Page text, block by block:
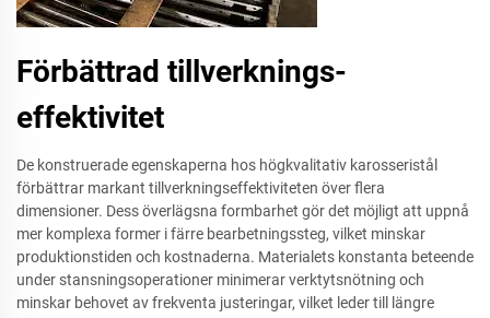
Förbättrad tillverknings-
effektivitet
De konstruerade egenskaperna hos högkvalitativ karosseristål
förbättrar markant tillverkningseffektiviteten över flera
dimensioner. Dess överlägsna formbarhet gör det möjligt att uppnå
mer komplexa former i färre bearbetningssteg, vilket minskar
produktionstiden och kostnaderna. Materialets konstanta beteende
under stansningsoperationer minimerar verktytsnötning och
minskar behovet av frekventa justeringar, vilket leder till längre